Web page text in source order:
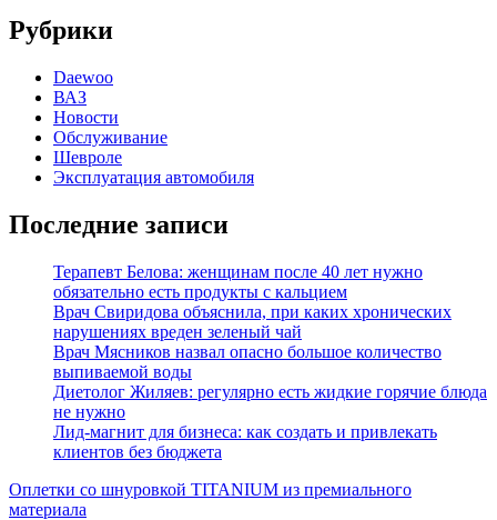
Рубрики
Daewoo
ВАЗ
Новости
Обслуживание
Шевроле
Эксплуатация автомобиля
Последние записи
Терапевт Белова: женщинам после 40 лет нужно
обязательно есть продукты с кальцием
Врач Свиридова объяснила, при каких хронических
нарушениях вреден зеленый чай
Врач Мясников назвал опасно большое количество
выпиваемой воды
Диетолог Жиляев: регулярно есть жидкие горячие блюда
не нужно
Лид-магнит для бизнеса: как создать и привлекать
клиентов без бюджета
Оплетки со шнуровкой TITANIUM из премиального
материала